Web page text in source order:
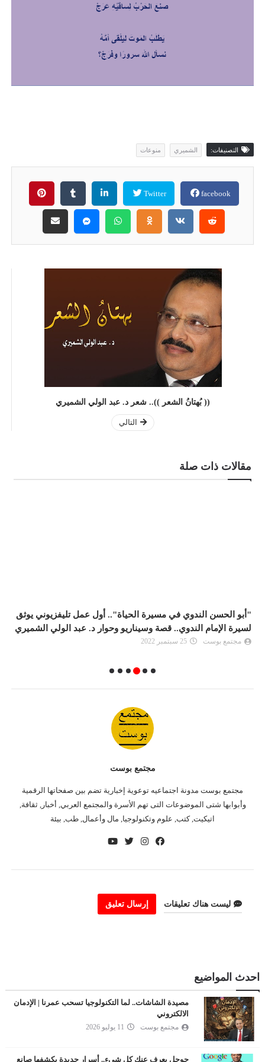
التصنيفات: الشميري منوعات
facebook
Twitter
(( بُهتانُ الشعر )).. شعر د. عبد الولي الشميري
التالي
مقالات ذات صلة
"أبو الحسن الندوي في مسيرة الحياة".. أول عمل تليفزيوني يوثق
لسيرة الإمام الندوي.. قصة وسيناريو وحوار د. عبد الولي الشميري
مجتمع بوست 25 سبتمبر 2022
مجتمع بوست
مجتمع بوست مدونة اجتماعيه توعوية إخبارية تضم بين صفحاتها الرقمية
وأبوابها شتى الموضوعات التى تهم الأسرة والمجتمع العربي, أخبار, ثقافة,
اتيكيت, كتب, علوم وتكنولوجيا, مال وأعمال, طب, بيئة
ليست هناك تعليقات إرسال تعليق
احدث المواضيع
مصيدة الشاشات.. لما التكنولوجيا تسحب عمرنا | الإدمان
الالكتروني
مجتمع بوست 11 يوليو 2026
جوجل يعرف عنك كل شيء.. أسرار جديدة يكشفها صانع